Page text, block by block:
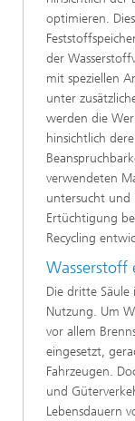
optimieren.
der
mit speziellen
unter
werden die
hinsichtlich
verwendeten
untersucht und
Ertüchtigung
Recycling
Wasserstoff
Die dritte Säule
Nutzung. Um
vor allem
eingesetzt,
Fahrzeugen.
und
Lebensdauern